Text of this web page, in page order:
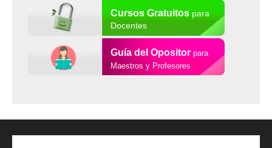
Cursos Gratuitospara
Docentes
Guía del Opositor para
Maestros y Profesores